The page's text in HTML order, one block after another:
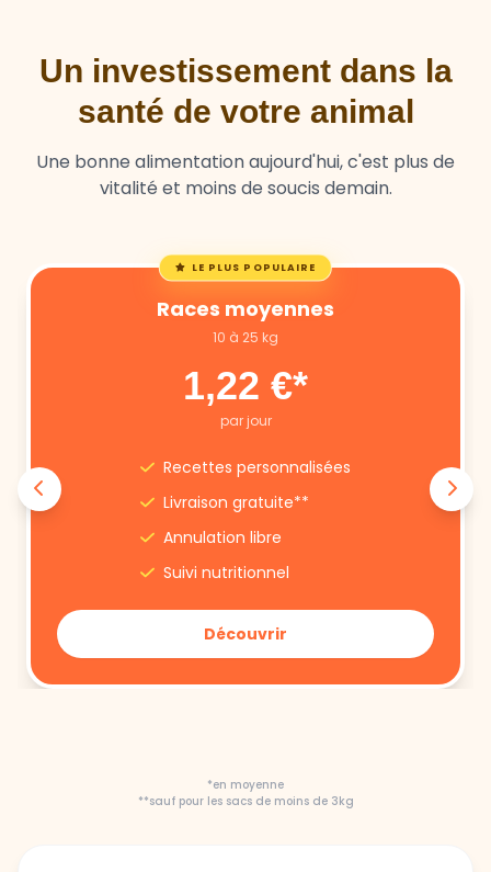
Un investissement dans la
santé de votre animal
Une bonne alimentation aujourd'hui, c'est plus de
vitalité et moins de soucis demain.
LE PLUS POPULAIRE
Races moyennes
10 à 25 kg
1,22 €*
par jour
Recettes personnalisées
Livraison gratuite**
Annulation libre
Suivi nutritionnel
Découvrir
*en moyenne
**sauf pour les sacs de moins de 3kg